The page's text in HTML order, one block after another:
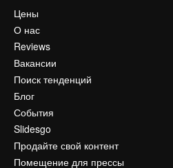
Цены
О нас
Reviews
Вакансии
Поиск тенденций
Блог
События
Slidesgo
Продайте свой контент
Помещение для прессы